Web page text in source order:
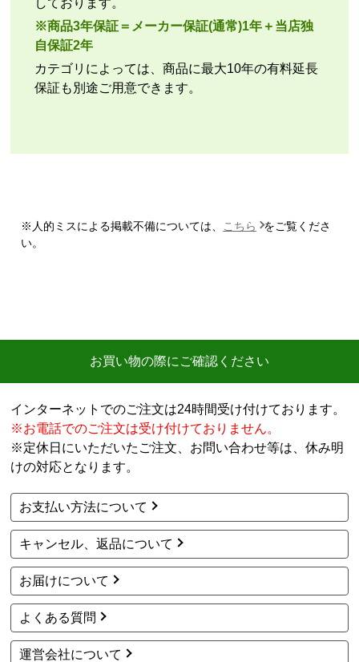
はい
商品の梱包は必要十分なものでしたか？
はい
またこのショップを利用したいですか？
いいえ
【注文からどのくらいで届きましたか？】
商品価格は安く、工事費で稼ぐ形。
い。
工事セットでは二度とつかわない
アト＠リエさん
2026年7月28日 17:11
欲しい商品をスムーズに注文できましたか？
はい
ショップからの連絡や対応は適切でしたか？
はい
予定の期日までに商品が届きましたか？
はい
※商品3年保証＝メーカー保証(通常)1年＋当店独
自保証2年
カテゴリによっては、商品に最大10年の有料延長
保証も別途ご用意できます。
※人的ミスによる掲載不備については、 こちら
をご覧くださ
い。
お買い物の際にご確認ください
インターネットでのご注文は24時間受け付けております。
※お電話でのご注文は受け付けておりません。
※定休日にいただいたご注文、お問い合わせ等は、休み明
けの対応となります。
お支払い方法について
キャンセル、返品について
お届けについて
よくある質問
運営会社について